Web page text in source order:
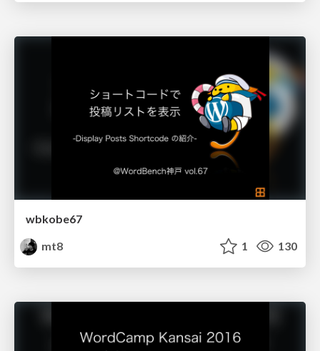
wbkobe67
mt8
1 130